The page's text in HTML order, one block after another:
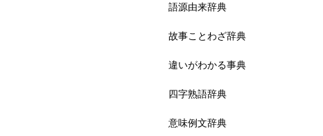
語源由来辞典
故事ことわざ辞典
違いがわかる事典
四字熟語辞典
意味例文辞典